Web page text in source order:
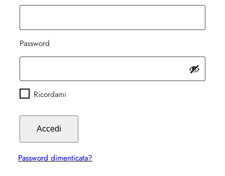
Password
Ricordami
Accedi
Password dimenticata?